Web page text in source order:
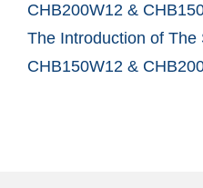
CHB200W12 &
The Introduction of The
CHB150W12 &